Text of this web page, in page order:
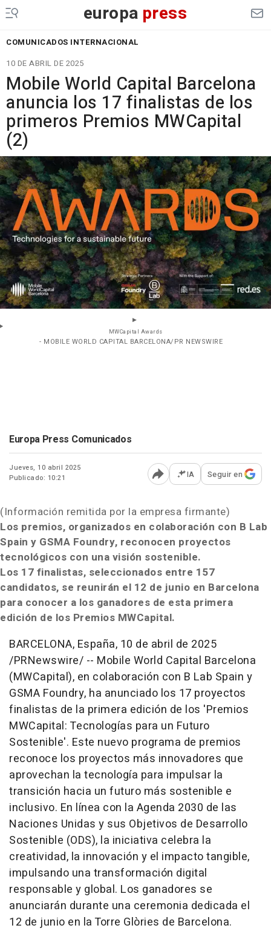
europa press
COMUNICADOS INTERNACIONAL
10 DE ABRIL DE 2025
Mobile World Capital Barcelona
anuncia los 17 finalistas de los
primeros Premios MWCapital
(2)
MWCapital Awards
- MOBILE WORLD CAPITAL BARCELONA/PR NEWSWIRE
Europa Press Comunicados
Jueves, 10 abril 2025
Publicado: 10:21
Abrir opciones para
IA Seguir en
(Información remitida por la empresa firmante)
Los premios, organizados en colaboración con B Lab
Spain y GSMA Foundry, reconocen proyectos
tecnológicos con una visión sostenible.
Los 17 finalistas, seleccionados entre 157
candidatos, se reunirán el 12 de junio en Barcelona
para conocer a los ganadores de esta primera
edición de los Premios MWCapital.
BARCELONA, España, 10 de abril de 2025
/PRNewswire/ -- Mobile World Capital Barcelona
(MWCapital), en colaboración con B Lab Spain y
GSMA Foundry, ha anunciado los 17 proyectos
finalistas de la primera edición de los 'Premios
MWCapital: Tecnologías para un Futuro
Sostenible'. Este nuevo programa de premios
reconoce los proyectos más innovadores que
aprovechan la tecnología para impulsar la
transición hacia un futuro más sostenible e
inclusivo. En línea con la Agenda 2030 de las
Naciones Unidas y sus Objetivos de Desarrollo
Sostenible (ODS), la iniciativa celebra la
creatividad, la innovación y el impacto tangible,
impulsando una transformación digital
responsable y global. Los ganadores se
anunciarán durante una ceremonia dedicada el
12 de junio en la Torre Glòries de Barcelona.